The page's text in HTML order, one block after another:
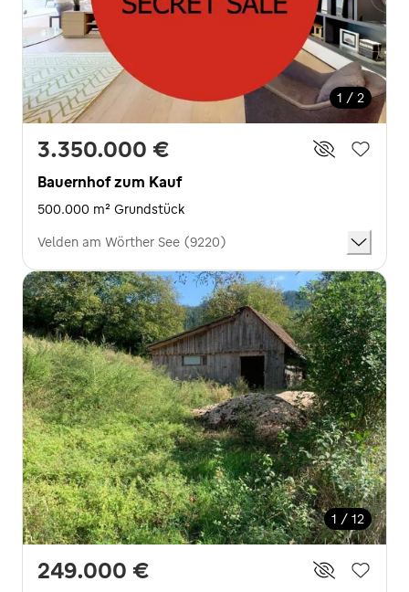
1 / 2
3.350.000 €
Bauernhof zum Kauf
500.000 m² Grundstück
Velden am Wörther See (9220)
1 / 12
249.000 €